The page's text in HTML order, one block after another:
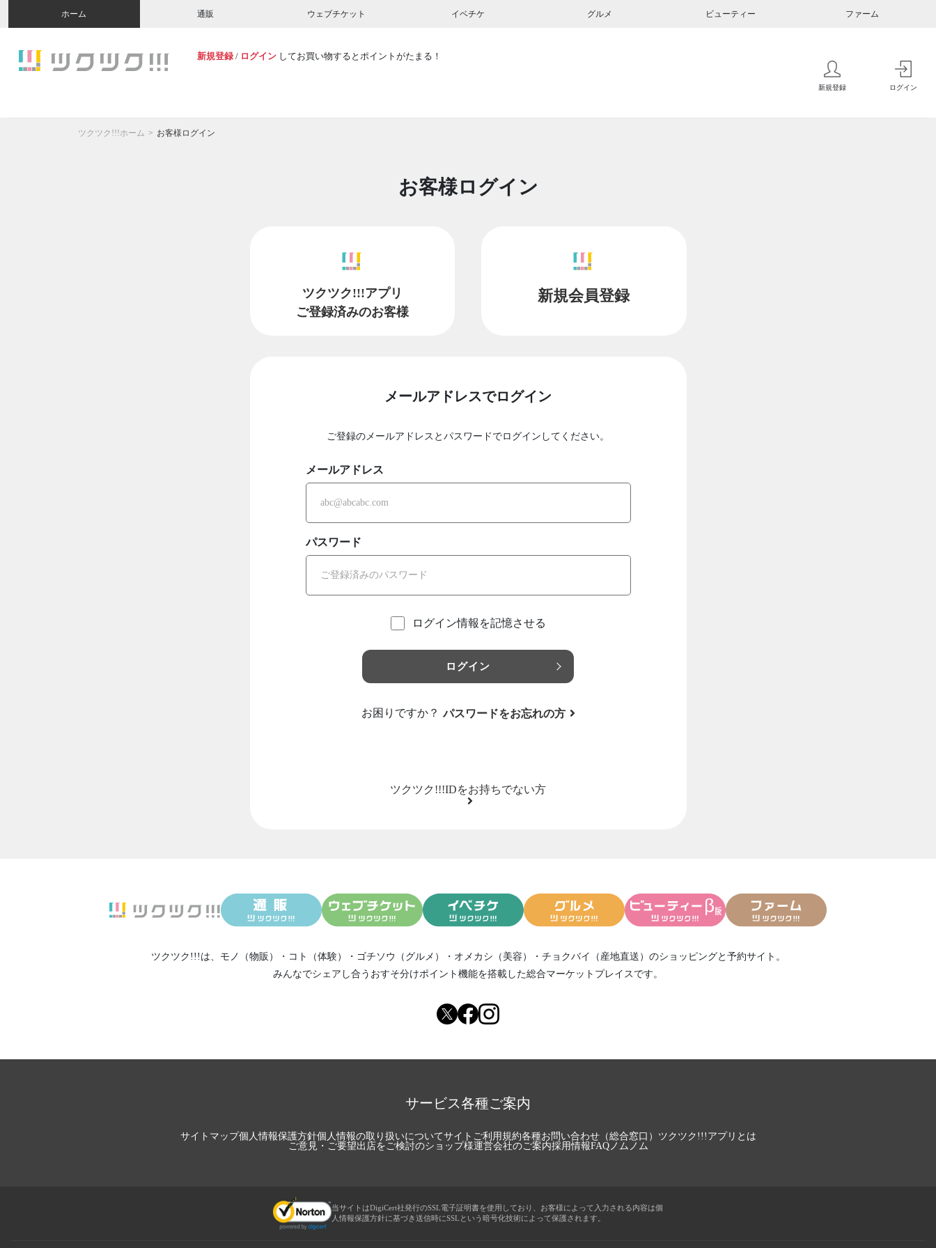
ホーム 通販 ウェブチケット イベチケ グルメ ビューティー ファーム
新規登録 / ログイン してお買い物するとポイントがたまる！
新規登録 ログイン
ツクツク!!!ホーム お客様ログイン
お客様ログイン
ツクツク!!!アプリ
ご登録済みのお客様
新規会員登録
メールアドレスでログイン
ご登録のメールアドレスとパスワードでログインしてください。
メールアドレス
パスワード
ログイン情報を記憶させる
ログイン
お困りですか？ パスワードをお忘れの方
ツクツク!!!IDをお持ちでない方
ツクツク!!!は、 モノ（物販） ・ コト（体験） ・ ゴチソウ（グルメ） ・ オメカシ（美容） ・ チョクバイ（産地直送） のショッピングと予約サイト。
みんなでシェアし合う おすそ分けポイント機能を搭載した総合マーケットプレイスです。
サービス各種ご案内
サイトマップ個人情報保護方針個人情報の取り扱いについてサイトご利用規約各種お問い合わせ（総合窓口） ツクツク!!!アプリとは
ご意見・ご要望出店をご検討のショップ様運営会社のご案内採用情報FAQノムノム
当サイトはDigiCert社発行のSSL電子証明書を使用しており、お客様によって入力される内容は個
人情報保護方針に基づき送信時にSSLという暗号化技術によって保護されます。